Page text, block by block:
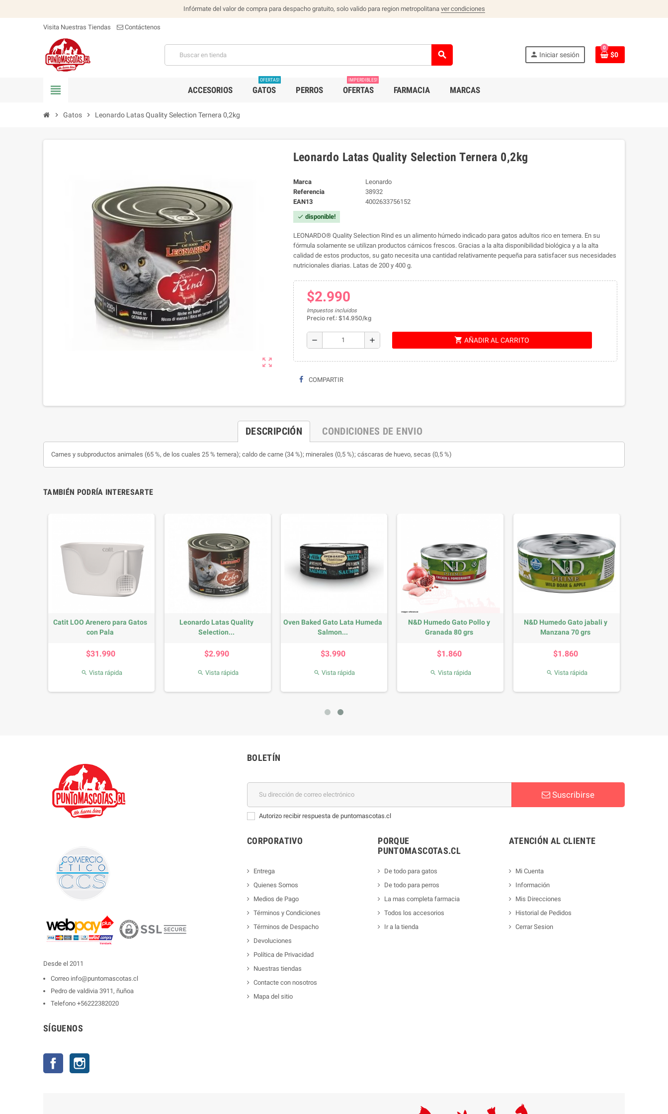
Infórmate del valor de compra para despacho gratuito, solo valido para region metropolitana ver condiciones
Visita Nuestras Tiendas Contáctenos
search person Iniciar sesión
0
$0
view_headline ACCESORIOS GATOS
OFERTAS!
PERROS OFERTAS
IMPERDIBLES!
FARMACIA MARCAS
chevron_right Gatos chevron_right Leonardo Latas Quality Selection Ternera 0,2kg
zoom_out_map
Leonardo Latas Quality Selection Ternera 0,2kg
Marca
Leonardo
Referencia
38932
EAN13
4002633756152
check disponible!
LEONARDO® Quality Selection Rind es un alimento húmedo indicado para gatos adultos rico en ternera. En su
fórmula solamente se utilizan productos cárnicos frescos. Gracias a la alta disponibilidad biológica y a la alta
calidad de estos productos, su gato necesita una cantidad relativamente pequeña para satisfacer sus necesidades
nutricionales diarias. Latas de 200 y 400 g.
$2.990
Impuestos incluidos
Precio ref.: $14.950/kg
remove add shopping_cart AÑADIR AL CARRITO
COMPARTIR
DESCRIPCIÓN CONDICIONES DE ENVIO
Carnes y subproductos animales (65 %, de los cuales 25 % ternera); caldo de carne (34 %); minerales (0,5 %); cáscaras de huevo, secas (0,5 %)
TAMBIÉN PODRÍA INTERESARTE
Catit LOO Arenero para Gatos
con Pala
$31.990
 Vista rápida
Leonardo Latas Quality
Selection...
$2.990
 Vista rápida
Oven Baked Gato Lata Humeda
Salmon...
$3.990
 Vista rápida
N&D Humedo Gato Pollo y
Granada 80 grs
$1.860
 Vista rápida
N&D Humedo Gato jabali y
Manzana 70 grs
$1.860
 Vista rápida
Desde el 2011
Correo info@puntomascotas.cl
Pedro de valdivia 3911, ñuñoa
Telefono +56222382020
SÍGUENOS
Facebook
BOLETÍN
Suscribirse
Autorizo recibir respuesta de puntomascotas.cl
CORPORATIVO
Entrega
Quienes Somos
Medios de Pago
Términos y Condiciones
Términos de Despacho
Devoluciones
Política de Privacidad
Nuestras tiendas
Contacte con nosotros
Mapa del sitio
PORQUE
PUNTOMASCOTAS.CL
De todo para gatos
De todo para perros
La mas completa farmacia
Todos los accesorios
Ir a la tienda
ATENCIÓN AL CLIENTE
Mi Cuenta
Información
Mis Direcciones
Historial de Pedidos
Cerrar Sesion